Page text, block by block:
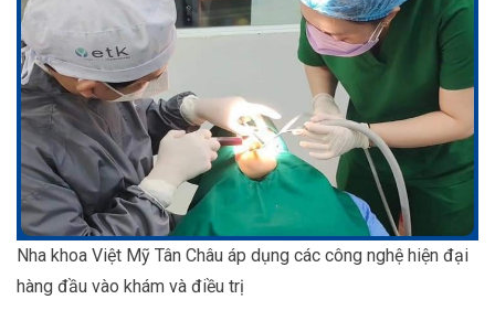
Nha khoa Việt Mỹ Tân Châu áp dụng các công nghệ hiện đại
hàng đầu vào khám và điều trị